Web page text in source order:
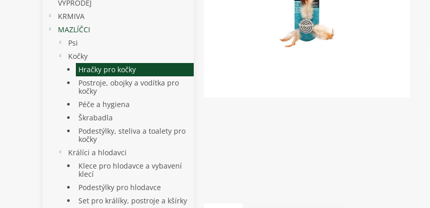
VÝPRODEJ
KRMIVA
MAZLÍČCI
Psi
Kočky
Hračky pro kočky
Postroje, obojky a vodítka pro
kočky
Péče a hygiena
Škrabadla
Podestýlky, steliva a toalety pro
kočky
Králíci a hlodavci
Klece pro hlodavce a vybavení
klecí
Podestýlky pro hlodavce
Set pro králíky, postroje a kšírky